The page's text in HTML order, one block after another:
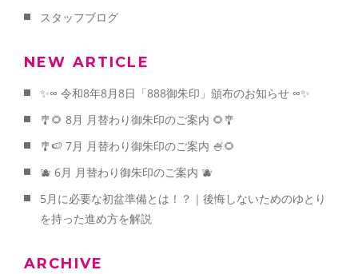
スタッフブログ
NEW ARTICLE
✨∞ 令和8年8月8日「888御朱印」頒布のお知らせ ∞✨
🎐🌻 8月 月替わり御朱印のご案内 🌻🎐
🎐🍉 7月 月替わり御朱印のご案内 🍧🌻
🫐 6月 月替わり御朱印のご案内 🫐
5月に必要な初盆準備とは！？｜後悔しないためのゆとり
を持った進め方を解説
ARCHIVE